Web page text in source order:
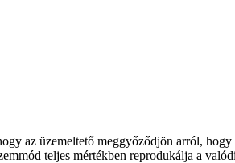
az üzemeltető meggyőződjön arról,
teljes mértékben reprodukálja a